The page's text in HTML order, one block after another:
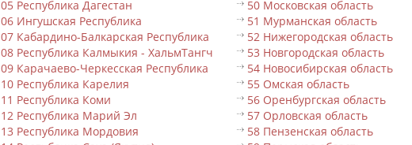
05 Республика Дагестан
06 Ингушская Республика
07 Кабардино-Балкарская Республика
08 Республика Калмыкия - ХальмТангч
09 Карачаево-Черкесская Республика
10 Республика Карелия
11 Республика Коми
12 Республика Марий Эл
13 Республика Мордовия
50 Московская область
51 Мурманская область
52 Нижегородская область
53 Новгородская область
54 Новосибирская область
55 Омская область
56 Оренбургская область
57 Орловская область
58 Пензенская область